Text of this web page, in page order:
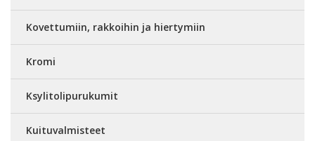
Kovettumiin, rakkoihin ja hiertymiin
Kromi
Ksylitolipurukumit
Kuituvalmisteet